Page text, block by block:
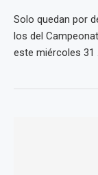
Solo quedan por
los del
este miércoles 31